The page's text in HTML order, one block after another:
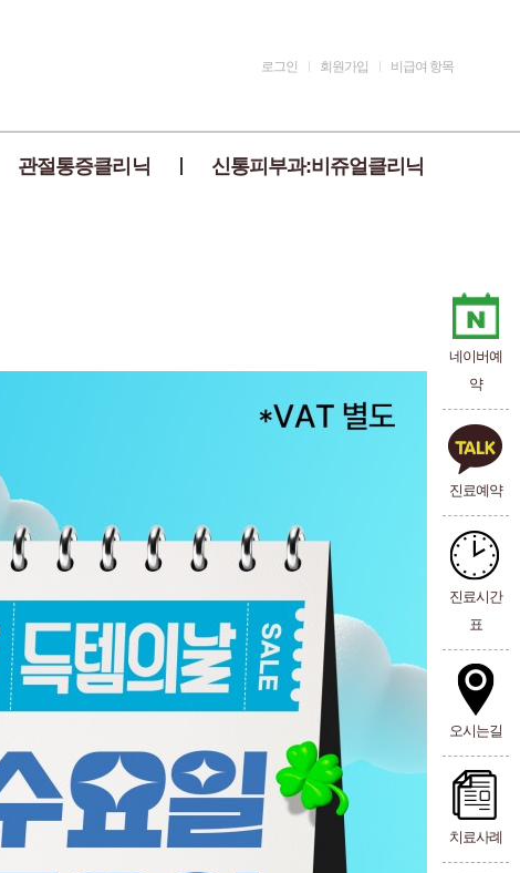
로그인 회원가입 비급여 항목
관절통증클리닉 신통피부과:비쥬얼클리닉
네이버예
약
진료예약
진료시간
표
오시는길
치료사례